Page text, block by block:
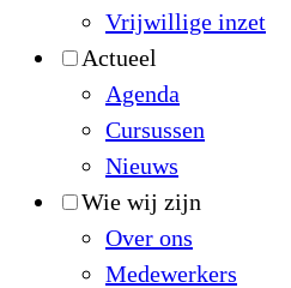
Vrijwillige inzet
Actueel
Agenda
Cursussen
Nieuws
Wie wij zijn
Over ons
Medewerkers